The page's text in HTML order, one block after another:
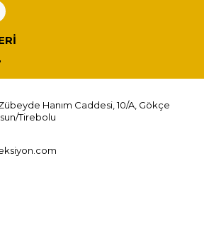
Hanım Caddesi, 10/A, Gökçe
Tirebolu